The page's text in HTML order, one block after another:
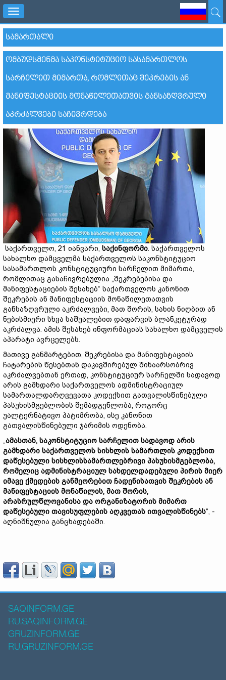
Toggle
navigation
ᲡᲐᲛᲐᲠᲗᲐᲚᲘ
ᲝᲛᲑᲣᲓᲡᲛᲔᲜᲛᲐ ᲡᲐᲙᲝᲜᲡᲢᲘᲢᲣᲪᲘᲝ ᲡᲐᲡᲐᲛᲐᲠᲗᲚᲝᲡ
ᲡᲐᲠᲩᲔᲚᲘᲗ ᲛᲘᲛᲐᲠᲗᲐ, ᲠᲝᲛᲚᲘᲗᲐᲪ ᲨᲔᲙᲠᲔᲑᲘᲡ ᲐᲜ
ᲛᲐᲜᲘᲤᲔᲡᲢᲐᲪᲘᲘᲡ ᲛᲝᲜᲐᲬᲘᲚᲔᲗᲐᲗᲕᲘᲡ ᲒᲐᲜᲡᲐᲖᲦᲕᲠᲣᲚᲘ
ᲐᲙᲠᲫᲐᲚᲕᲔᲑᲘ ᲡᲐᲩᲘᲕᲠᲓᲔᲑᲐ
საქართველო, 21 იანვარი, საქინფორმი. საქართველოს
სახალხო დამცველმა საქართველოს საკონსტიტუციო
სასამართლოს კონსტიტუციური სარჩელით მიმართა,
რომლითაც გასაჩივრებულია „შეკრებებისა და
მანიფესტაციების შესახებ“ საქართველოს კანონით
შეკრების ან მანიფესტაციის მონაწილეთათვის
განსაზღვრული აკრძალვები, მათ შორის, სახის ნიღბით ან
ნებისმიერი სხვა საშუალებით დაფარვის ბლანკეტურად
აკრძალვა. ამის შესახებ ინფორმაციას სახალხო დამცველის
აპარატი ავრცელებს.
მათივე განმარტებით, შეკრებისა და მანიფესტაციის
ჩატარების წესებთან დაკავშირებულ შინაარსობრივ
აკრძალვებთან ერთად, კონსტიტუციურ სარჩელში სადავოდ
არის გამხდარი საქართველოს ადმინისტრაციულ
სამართალდარღვევათა კოდექსით გათვალისწინებული
პასუხისმგებლობის შემადგენლობა, როგორც
უალტერნატივო პატიმრობა, ისე კანონით
გათვალისწინებული ჯარიმის ოდენობა.
„ამასთან, საკონსტიტუციო სარჩელით სადავოდ არის
გამხდარი საქართველოს სისხლის სამართლის კოდექსით
დაწესებული სისხლისსამართლებრივი პასუხისმგებლობა,
რომელიც ადმინისტრაციულ სახდელდადებული პირის მიერ
იმავე ქმედების განმეორებით ჩადენისათვის შეკრების ან
მანიფესტაციის მონაწილის, მათ შორის,
არასრულწლოვანისა და ორგანიზატორის მიმართ
დაწესებული თავისუფლების აღკვეთას ითვალისწინებს“, -
აღნიშნულია განცხადებაში.
SAQINFORM.GE
RU.SAQINFORM.GE
GRUZINFORM.GE
RU.GRUZINFORM.GE